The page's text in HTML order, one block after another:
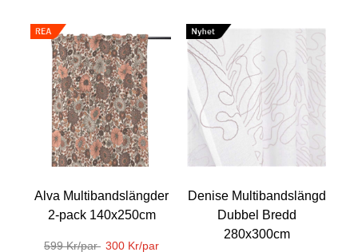
Alva Multibandslängder
2-pack 140x250cm
599 Kr/par 300 Kr/par
Denise Multibandslängd
Dubbel Bredd
280x300cm